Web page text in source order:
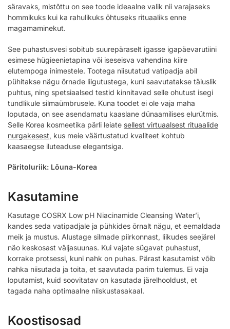
säravaks, mistõttu on see toode ideaalne valik nii varajaseks
hommikuks kui ka rahulikuks õhtuseks rituaaliks enne
magamaminekut.
See puhastusvesi sobitub suurepäraselt igasse igapäevarutiini
esimese hügieenietapina või iseseisva vahendina kiire
elutempoga inimestele. Tootega niisutatud vatipadja abil
pühitakse nägu õrnade liigutustega, kuni saavutatakse täiuslik
puhtus, ning spetsiaalsed testid kinnitavad selle ohutust isegi
tundlikule silmaümbrusele. Kuna toodet ei ole vaja maha
loputada, on see asendamatu kaaslane dünaamilises elurütmis.
Selle Korea kosmeetika pärli leiate sellest virtuaalsest rituaalide
nurgakesest, kus meie väärtustatud kvaliteet kohtub
kaasaegse iluteaduse elegantsiga.
Päritoluriik: Lõuna-Korea
Kasutamine
Kasutage COSRX Low pH Niacinamide Cleansing Water’i,
kandes seda vatipadjale ja pühkides õrnalt nägu, et eemaldada
meik ja mustus. Alustage silmade piirkonnast, liikudes seejärel
näo keskosast väljasuunas. Kui vajate sügavat puhastust,
korrake protsessi, kuni nahk on puhas. Pärast kasutamist võib
nahka niisutada ja toita, et saavutada parim tulemus. Ei vaja
loputamist, kuid soovitatav on kasutada järelhooldust, et
tagada naha optimaalne niiskustasakaal.
Koostisosad